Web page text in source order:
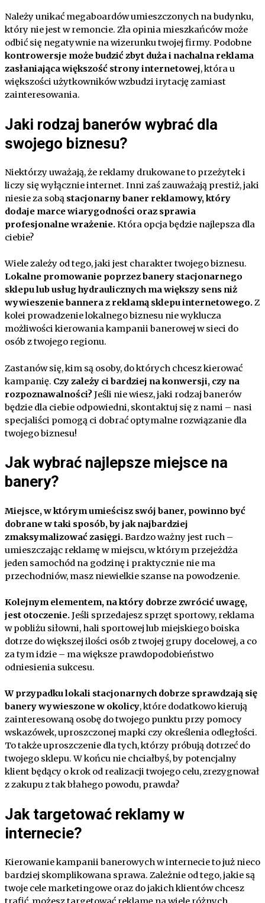
Należy unikać megaboardów umieszczonych na budynku,
który nie jest w remoncie. Zła opinia mieszkańców może
odbić się negatywnie na wizerunku twojej firmy. Podobne
kontrowersje może budzić zbyt duża i nachalna reklama
zasłaniająca większość strony internetowej, która u
większości użytkowników wzbudzi irytację zamiast
zainteresowania.
Jaki rodzaj banerów wybrać dla
swojego biznesu?
Niektórzy uważają, że reklamy drukowane to przeżytek i
liczy się wyłącznie internet. Inni zaś zauważają prestiż, jaki
niesie za sobą stacjonarny baner reklamowy, który
dodaje marce wiarygodności oraz sprawia
profesjonalne wrażenie.Która opcja będzie najlepsza dla
ciebie?
Wiele zależy od tego, jaki jest charakter twojego biznesu.
Lokalne promowanie poprzez banery stacjonarnego
sklepu lub usług hydraulicznych ma większy sens niż
wywieszenie bannera z reklamą sklepu internetowego.Z
kolei prowadzenie lokalnego biznesu nie wyklucza
możliwości kierowania kampanii banerowej w sieci do
osób z twojego regionu.
Zastanów się, kim są osoby, do których chcesz kierować
kampanię. Czy zależy ci bardziej na konwersji, czy na
rozpoznawalności?Jeśli nie wiesz, jaki rodzaj banerów
będzie dla ciebie odpowiedni, skontaktuj się z nami – nasi
specjaliści pomogą ci dobrać optymalne rozwiązanie dla
twojego biznesu!
Jak wybrać najlepsze miejsce na
banery?
Miejsce, w którym umieścisz swój baner, powinno być
dobrane w taki sposób, by jak najbardziej
zmaksymalizować zasięgi.Bardzo ważny jest ruch –
umieszczając reklamę w miejscu, w którym przejeżdża
jeden samochód na godzinę i praktycznie nie ma
przechodniów, masz niewielkie szanse na powodzenie.
Kolejnym elementem, na który dobrze zwrócić uwagę,
jest otoczenie.Jeśli sprzedajesz sprzęt sportowy, reklama
w pobliżu siłowni, hali sportowej lub miejskiego boiska
dotrze do większej ilości osób z twojej grupy docelowej, a co
za tym idzie – ma większe prawdopodobieństwo
odniesienia sukcesu.
W przypadku lokali stacjonarnych dobrze sprawdzają się
banery wywieszone w okolicy, które dodatkowo kierują
zainteresowaną osobę do twojego punktu przy pomocy
wskazówek, uproszczonej mapki czy określenia odległości.
To także uproszczenie dla tych, którzy próbują dotrzeć do
twojego sklepu. W końcu nie chciałbyś, by potencjalny
klient będący o krok od realizacji twojego celu, zrezygnował
z zakupu z tak błahego powodu, prawda?
Jak targetować reklamy w
internecie?
Kierowanie kampanii banerowych w internecie to już nieco
bardziej skomplikowana sprawa. Zależnie od tego, jakie są
twoje cele marketingowe oraz do jakich klientów chcesz